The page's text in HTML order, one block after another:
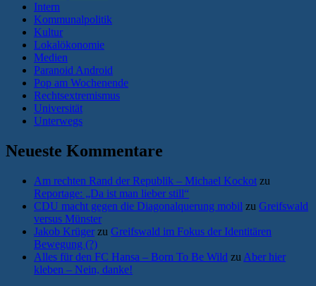
Intern
Kommunalpolitik
Kultur
Lokalökonomie
Medien
Paranoid Android
Pop am Wochenende
Rechtsextremismus
Universität
Unterwegs
Neueste Kommentare
Am rechten Rand der Republik – Michael Kockot zu
Reportage: „Da ist man lieber still“
CDU macht gegen die Diagonalquerung mobil zu Greifswald
versus Münster
Jakob Krüger zu Greifswald im Fokus der Identitären
Bewegung (?)
Alles für den FC Hansa – Born To Be Wild zu Aber hier
kleben – Nein, danke!